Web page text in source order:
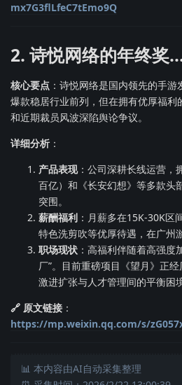
mx7G3flLfeC7tEmo9Q
2. 诗悦网络的年终奖
核心要点 ：诗悦网络是国内领先的手
爆款稳居行业前列，但在拥有优厚福利
和近期裁员风波深陷舆论争议。
详细分析 ：
产品表现：公司深耕长线运营，
百亿）和《长安幻想》等多款头
突围。
薪酬福利 ：月薪多在15K-30K区
特色洗剪吹等优厚待遇，在广州
职场现状 ：高福利伴随着高强度
厂”。目前重磅项目《望月》正
激进扩张与人才管理间的平衡困境
🔗 原文链接 ：
https://mp.weixin.qq.com/s/
📊 本内容由AI自动采集整理